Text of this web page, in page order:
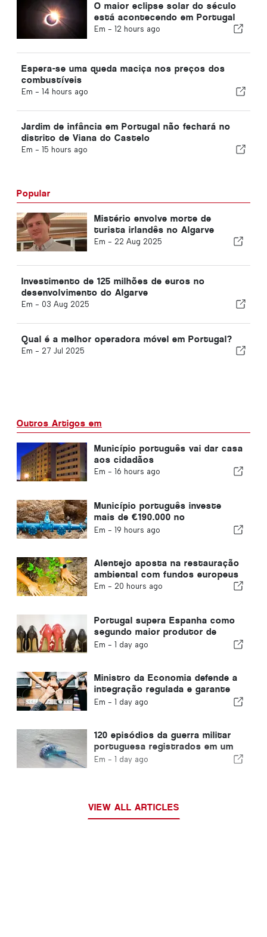
O maior eclipse solar do século
está acontecendo em Portugal
Em - 12 hours ago
Espera-se uma queda maciça nos preços dos
combustíveis
Em - 14 hours ago
Jardim de infância em Portugal não fechará no
distrito de Viana do Castelo
Em - 15 hours ago
Popular
Mistério envolve morte de
turista irlandês no Algarve
Em - 22 Aug 2025
Investimento de 125 milhões de euros no
desenvolvimento do Algarve
Em - 03 Aug 2025
Qual é a melhor operadora móvel em Portugal?
Em - 27 Jul 2025
Outros Artigos em
Município português vai dar casa
aos cidadãos
Em - 16 hours ago
Município português investe
mais de €190.000 no
abastecimento de água
Em - 19 hours ago
Alentejo aposta na restauração
ambiental com fundos europeus
Em - 20 hours ago
Portugal supera Espanha como
segundo maior produtor de
calçado da Europa
Em - 1 day ago
Ministro da Economia defende a
integração regulada e garante
um canal acelerado para
Em - 1 day ago
120 episódios da guerra militar
portuguesa registrados em um
único dia
Em - 1 day ago
VIEW ALL ARTICLES